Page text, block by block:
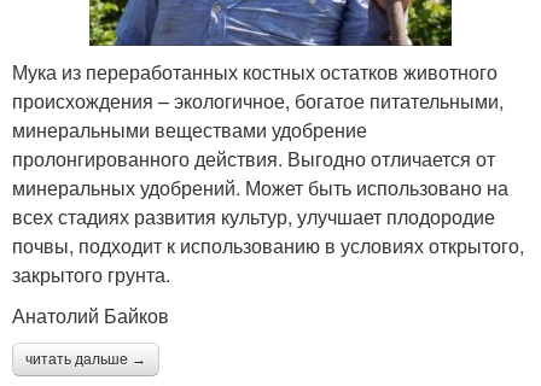
Мука из переработанных костных остатков животного
происхождения – экологичное, богатое питательными,
минеральными веществами удобрение
пролонгированного действия. Выгодно отличается от
минеральных удобрений. Может быть использовано на
всех стадиях развития культур, улучшает плодородие
почвы, подходит к использованию в условиях открытого,
закрытого грунта.
Анатолий Байков
читать дальше →